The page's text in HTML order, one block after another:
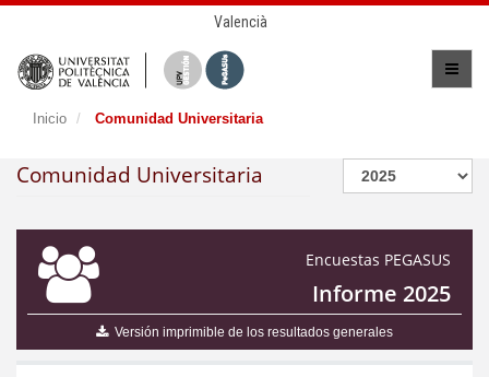
Valencià
Inicio Comunidad Universitaria
Comunidad Universitaria
Encuestas PEGASUS
Informe 2025
Versión imprimible de los resultados generales